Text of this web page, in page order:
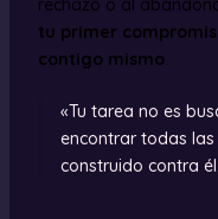
rechazo o al
tu primer
contigo mismo.
«Tu tarea no es
encontrar todas
construido contra